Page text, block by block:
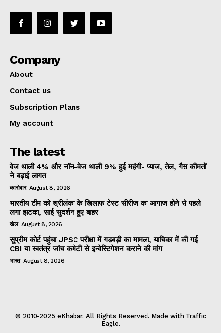
Company
About
Contact us
Subscription Plans
My account
The latest
वेज थाली 4% और नॉन-वेज थाली 9% हुई महंगी- प्याज, तेल, गैस कीमतों
ने बढ़ाई लागत
कारोबार August 8, 2026
भारतीय टीम को श्रीलंका के खिलाफ टेस्ट सीरीज का आगाज होने से पहले
लगा झटका, साई सुदर्शन हुए बाहर
खेल August 8, 2026
सुप्रीम कोर्ट पहुंचा JPSC परीक्षा में गड़बड़ी का मामला, याचिका में की गई
CBI या स्वतंत्र जांच कमेटी से इन्वेस्टिगेशन कराने की मांग
भारत August 8, 2026
© 2010-2025 eKhabar. All Rights Reserved. Made with Traffic
Eagle.